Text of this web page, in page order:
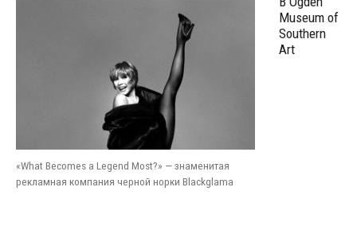
«What Becomes a Legend Most?» — знаменитая
рекламная компания черной норки Blackglama
Museum of
Southern
Art